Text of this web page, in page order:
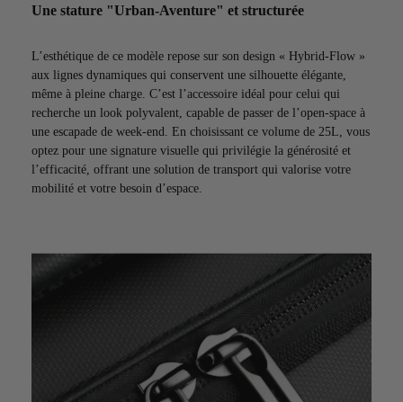
Une stature "Urban-Aventure" et structurée
L’esthétique de ce modèle repose sur son design « Hybrid-Flow »
aux lignes dynamiques qui conservent une silhouette élégante,
même à pleine charge. C’est l’accessoire idéal pour celui qui
recherche un look polyvalent, capable de passer de l’open-space à
une escapade de week-end. En choisissant ce volume de 25L, vous
optez pour une signature visuelle qui privilégie la générosité et
l’efficacité, offrant une solution de transport qui valorise votre
mobilité et votre besoin d’espace.